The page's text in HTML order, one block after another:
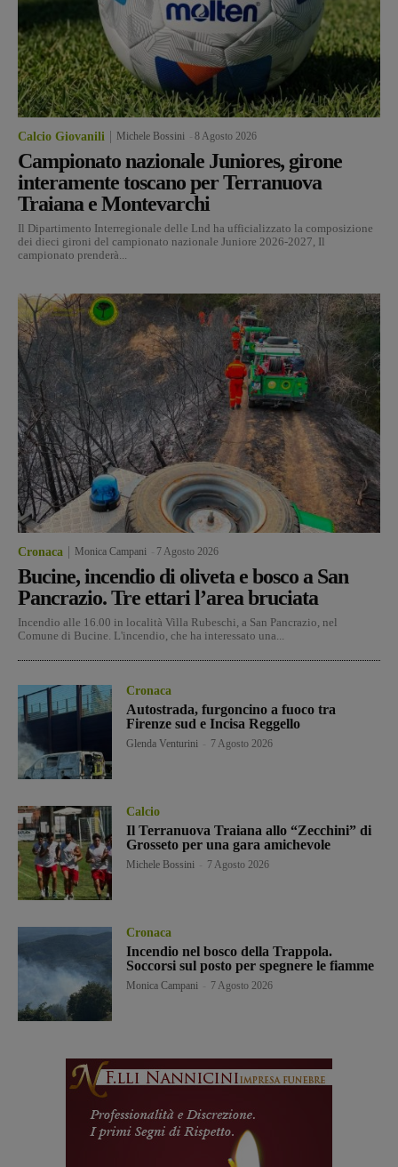
Calcio Giovanili Michele Bossini 8 Agosto 2026
Campionato nazionale Juniores, girone
interamente toscano per Terranuova
Traiana e Montevarchi
Il Dipartimento Interregionale delle Lnd ha ufficializzato la composizione
dei dieci gironi del campionato nazionale Juniore 2026-2027, Il
campionato prenderà...
Cronaca Monica Campani 7 Agosto 2026
Bucine, incendio di oliveta e bosco a San
Pancrazio. Tre ettari l’area bruciata
Incendio alle 16.00 in località Villa Rubeschi, a San Pancrazio, nel
Comune di Bucine. L'incendio, che ha interessato una...
Cronaca
Autostrada, furgoncino a fuoco tra
Firenze sud e Incisa Reggello
Glenda Venturini 7 Agosto 2026
Calcio
Il Terranuova Traiana allo “Zecchini” di
Grosseto per una gara amichevole
Michele Bossini 7 Agosto 2026
Cronaca
Incendio nel bosco della Trappola.
Soccorsi sul posto per spegnere le fiamme
Monica Campani 7 Agosto 2026